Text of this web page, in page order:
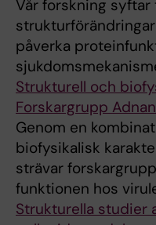
Vår forskning
påverka
Strukturell och
Forskargrupp
Genom en
biofysikalisk
strävar
funktionen hos
Strukturella studier